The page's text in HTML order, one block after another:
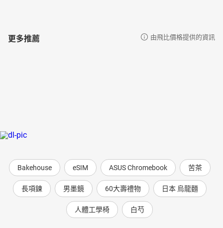
更多推薦 由飛比價格提供的資訊
Bakehouse eSIM ASUS Chromebook 苦茶
長項鍊 男墨鏡 60大壽禮物 日本 烏龍麵
人體工學椅 白芍